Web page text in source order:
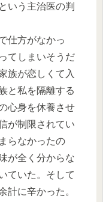
いう主治医の判
仕方がなかっ
てしまいそうだ
族が恋しくて入
と私を隔離する
心身を休養させ
が制限されてい
らなかったの
が全く分からな
ていた。そして
計に辛かった。